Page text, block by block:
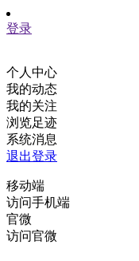
登录
个人中心
我的动态
我的关注
浏览足迹
系统消息
退出登录
移动端
访问手机端
官微
访问官微